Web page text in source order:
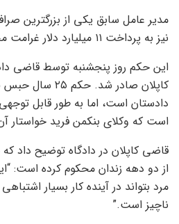
مدیر عامل سابق یکی از بزرگترین
نیز به پرداخت ۱۱ میلیارد دلار غرامت محکوم شد.
این حکم روز پنجشنبه توسط قاضی
کاپلان صادر شد.
دادستان است، اما به طور قابل
است که وکلای بنکمن فرید خواستار
قاضی کاپلان در دادگاه توضیح داد
از دو دهه زندان محکوم کرده است:
مرد بتواند در آینده کار بسیار
ناچیز است.”